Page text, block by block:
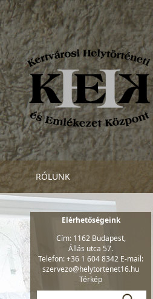
RÓLUNK
Elérhetőségeink
Cím: 1162 Budapest,
Állás utca 57.
Telefon: +36 1 604 8342 E-mail:
szervezo@helytortenet16.hu
Térkép